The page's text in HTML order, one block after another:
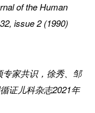
of the Human
issue 2 (1990)
家共识，徐秀、邹
证儿科杂志2021年